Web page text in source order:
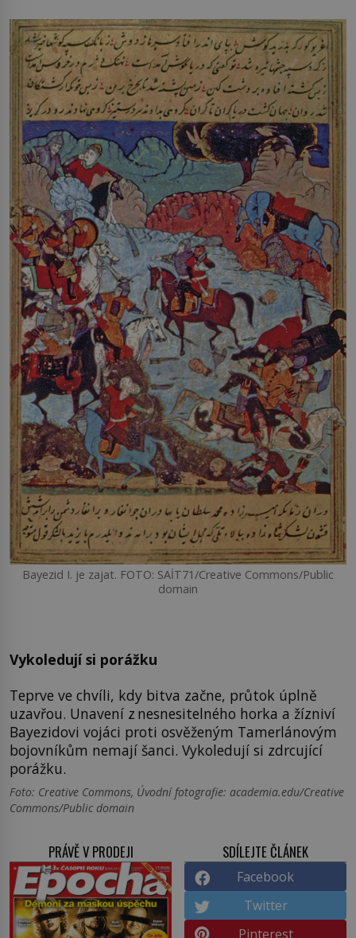
Bayezid I. je zajat. FOTO: SAİT71/Creative Commons/Public
domain
Vykoledují si porážku
Teprve ve chvíli, kdy bitva začne, průtok úplně
uzavřou. Unavení z nesnesitelného horka a žízniví
Bayezidovi vojáci proti osvěženým Tamerlánovým
bojovníkům nemají šanci. Vykoledují si zdrcující
porážku.
Foto: Creative Commons, Úvodní fotografie: academia.edu/Creative
Commons/Public domain
PRÁVĚ V PRODEJI SDÍLEJTE ČLÁNEK
Facebook
Twitter
Pinterest